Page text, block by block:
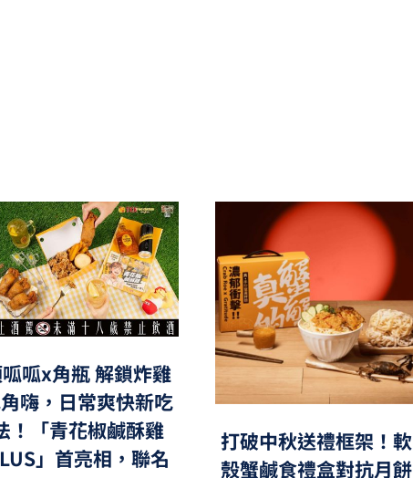
呱x角瓶 解鎖炸雞
嗨，日常爽快新吃
！「青花椒鹹酥雞
」首亮相，聯名
打破中秋送禮框架！軟
殼蟹鹹食禮盒對抗月餅